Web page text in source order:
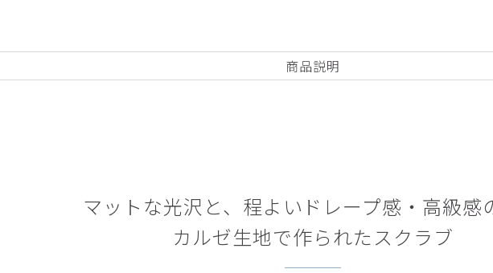
商品説明
マットな光沢と、程よいドレープ感・高級感
カルゼ生地で作られたスクラブ